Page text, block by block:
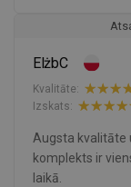
ElżbC
Kvalitāte:
Izskats:
Augsta kvalitāte
komplekts ir
laikā.